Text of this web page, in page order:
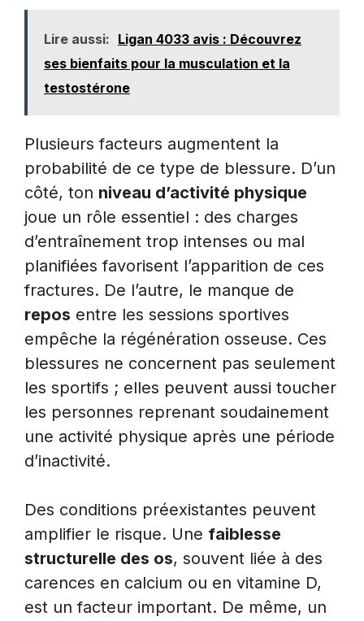
Lire aussi: Ligan 4033 avis : Découvrez
ses bienfaits pour la musculation et la
testostérone
Plusieurs facteurs augmentent la
probabilité de ce type de blessure. D’un
côté, ton niveau d’activité physique
joue un rôle essentiel : des charges
d’entraînement trop intenses ou mal
planifiées favorisent l’apparition de ces
fractures. De l’autre, le manque de
repos entre les sessions sportives
empêche la régénération osseuse. Ces
blessures ne concernent pas seulement
les sportifs ; elles peuvent aussi toucher
les personnes reprenant soudainement
une activité physique après une période
d’inactivité.
Des conditions préexistantes peuvent
amplifier le risque. Une faiblesse
structurelle des os, souvent liée à des
carences en calcium ou en vitamine D,
est un facteur important. De même, un